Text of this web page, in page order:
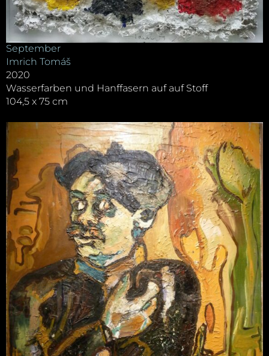
September
Imrich Tomáš
2020
Wasserfarben und Hanffasern auf auf Stoff
104,5 x 75 cm